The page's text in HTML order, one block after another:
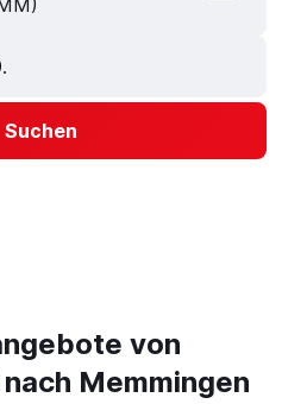
Suchen
von
Memmingen